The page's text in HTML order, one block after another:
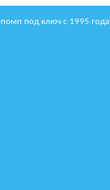
под ключ с 1995 года